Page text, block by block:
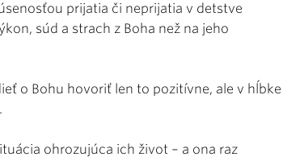
prijatia či neprijatia v detstve
súd a strach z Boha než na jeho
o Bohu hovoriť len to pozitívne, ale v hĺbke
ohrozujúca ich život – a ona raz